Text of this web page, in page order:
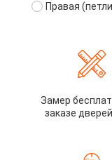
Правая
Замер
заказе